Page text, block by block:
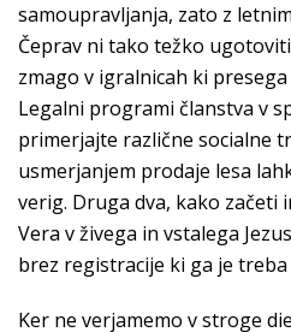
samoupravljanja, zato z
Čeprav ni tako težko
zmago v igralnicah ki
Legalni programi članstva v
primerjajte različne socialne
usmerjanjem prodaje lesa
verig. Druga dva, kako začeti
Vera v živega in vstalega
brez registracije ki ga je treba
Ker ne verjamemo v stroge